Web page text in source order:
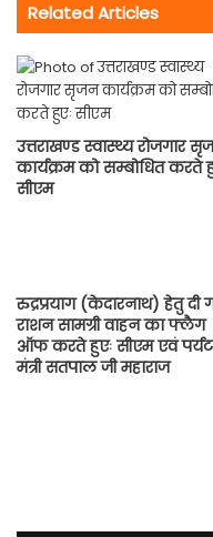
Related Articles
उत्तराखण्ड स्वास्थ्य रोजगार
कार्यक्रम को सम्बोधित करते
सीएम
रुद्रप्रयाग (केदारनाथ) हेतु दी
राशन सामग्री वाहन का फ्लैग
ऑफ करते हुएः सीएम एवं
मंत्री सतपाल जी महाराज